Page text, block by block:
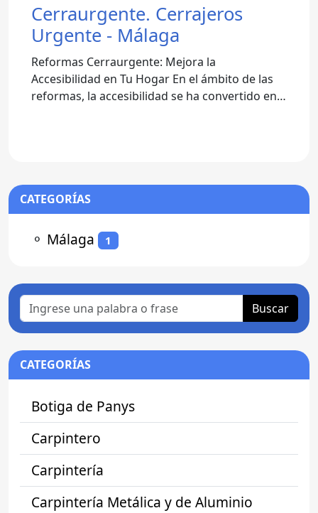
Cerraurgente. Cerrajeros
Urgente - Málaga
Reformas Cerraurgente: Mejora la
Accesibilidad en Tu Hogar En el ámbito de las
reformas, la accesibilidad se ha convertido en
CATEGORÍAS
⚬ Málaga 1
Buscar
CATEGORÍAS
Botiga de Panys
Carpintero
Carpintería
Carpintería Metálica y de Aluminio